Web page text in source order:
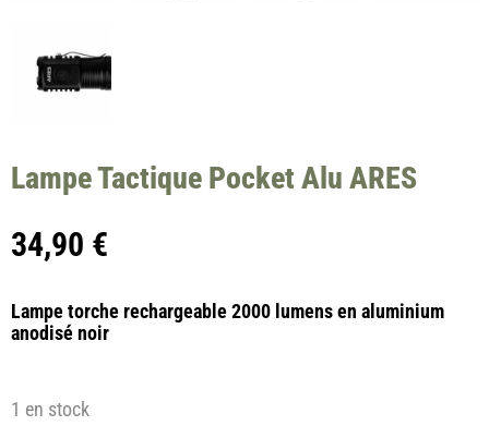
Lampe Tactique Pocket Alu ARES
34,90 €
Lampe torche rechargeable 2000 lumens en aluminium
anodisé noir
1 en stock